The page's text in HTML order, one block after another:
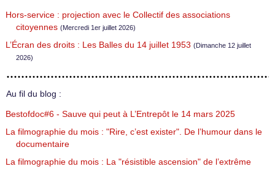
Hors-service : projection avec le Collectif des associations
citoyennes (Mercredi 1er juillet 2026)
L’Écran des droits : Les Balles du 14 juillet 1953 (Dimanche 12 juillet
2026)
Au fil du blog :
Bestofdoc#6 - Sauve qui peut à L’Entrepôt le 14 mars 2025
La filmographie du mois : "Rire, c’est exister". De l’humour dans le
documentaire
La filmographie du mois : La "résistible ascension" de l’extrême